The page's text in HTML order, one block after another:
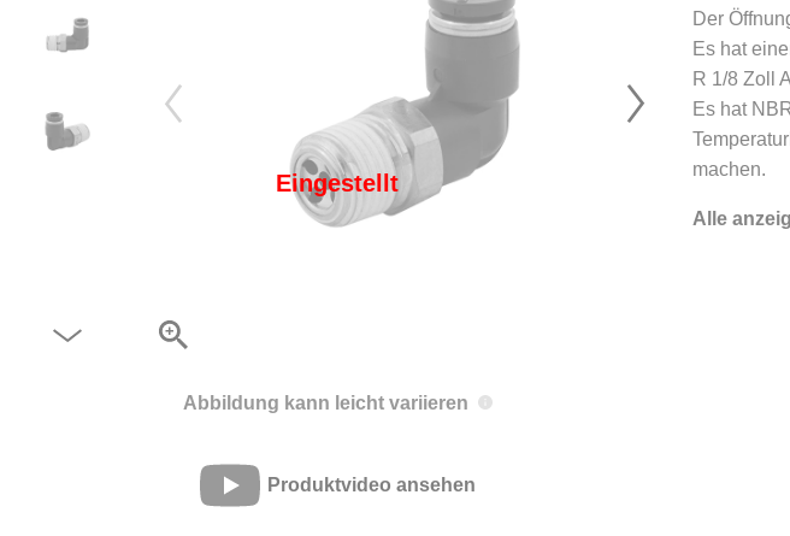
Eingestellt
Abbildung kann leicht variieren
Produktvideo ansehen
Der
Es hat
R 1/8 Zoll
Es hat
machen.
Alle